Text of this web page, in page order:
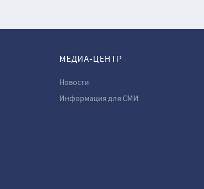
МЕДИА-ЦЕНТР
Новости
Информация для СМИ